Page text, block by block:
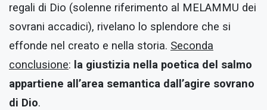
regali di Dio (solenne riferimento al MELAMMU dei
sovrani accadici), rivelano lo splendore che si
effonde nel creato e nella storia. Seconda
conclusione: la giustizia nella poetica del salmo
appartiene all’area semantica dall’agire sovrano
di Dio.